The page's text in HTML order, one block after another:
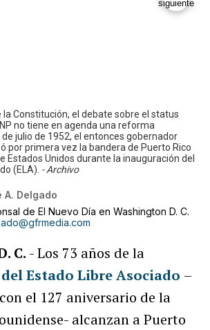
la Constitución, el debate sobre el status
no tiene en agenda una reforma
julio de 1952, el entonces gobernador
por primera vez la bandera de Puerto Rico
Estados Unidos durante la inauguración del
(ELA). - Archivo
A. Delgado
de El Nuevo Día en Washington D. C.
C. - Los 73 años de la
Estado Libre Asociado –
el 127 aniversario de la
alcanzan a Puerto